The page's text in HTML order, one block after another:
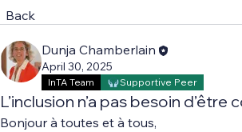
Back
Dunja Chamberlain
April 30, 2025
InTA Team Supportive Peer
L’inclusion n’a pas besoin d’être
Bonjour à toutes et à tous,